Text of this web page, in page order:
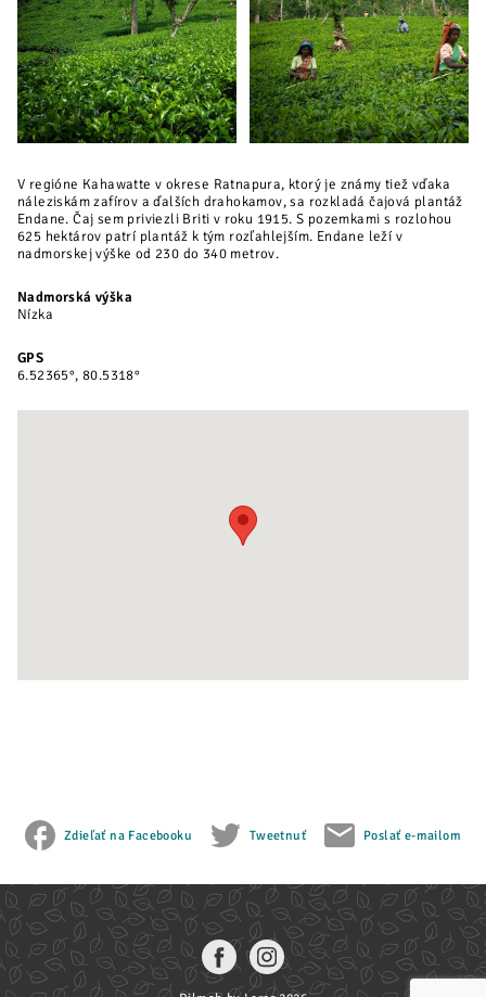
V regióne Kahawatte v okrese Ratnapura, ktorý je známy tiež vďaka
náleziskám zafírov a ďalších drahokamov, sa rozkladá čajová plantáž
Endane. Čaj sem priviezli Briti v roku 1915. S pozemkami s rozlohou
625 hektárov patrí plantáž k tým rozľahlejším. Endane leží v
nadmorskej výške od 230 do 340 metrov.
Nadmorská výška
Nízka
GPS
6.52365°, 80.5318°
Zdieľať na Facebooku Tweetnuť Poslať e-mailom